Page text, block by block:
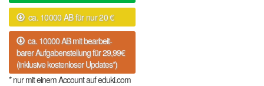
ca. 10000 AB für nur 20 €
ca. 10000 AB mit bearbeit-
barer Aufgabenstellung für 29,99€
(inklusive kostenloser Updates*)
* nur mit einem Account auf eduki.com